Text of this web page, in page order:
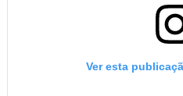
Ver esta